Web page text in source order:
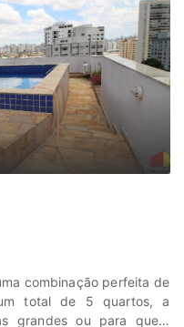
Na Marengo
confie em nós para
história irá brilhar.
8087
combinação perfeita de
total de 5 quartos, a
grandes ou para quem